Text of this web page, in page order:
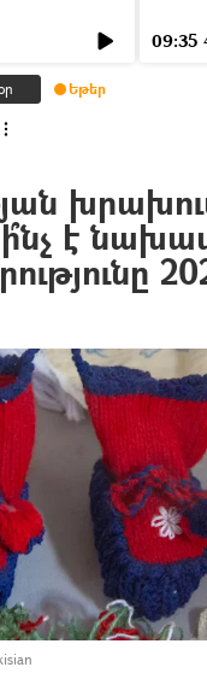
09:35
Եթեր
է